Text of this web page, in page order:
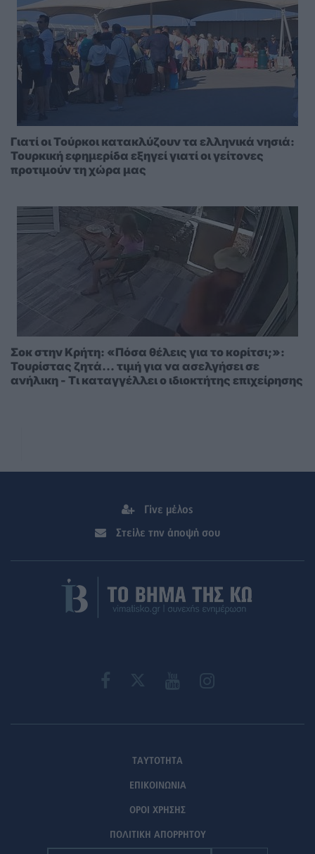
Γιατί οι Τούρκοι κατακλύζουν τα ελληνικά νησιά:
Τουρκική εφημερίδα εξηγεί γιατί οι γείτονες
προτιμούν τη χώρα μας
Σοκ στην Κρήτη: «Πόσα θέλεις για το κορίτσι;»:
Τουρίστας ζητά... τιμή για να ασελγήσει σε
ανήλικη - Τι καταγγέλλει ο ιδιοκτήτης επιχείρησης
Γίνε μέλος
Στείλε την άποψή σου
ΤΑΥΤΟΤΗΤΑ
ΕΠΙΚΟΙΝΩΝΙΑ
ΟΡΟΙ ΧΡΗΣΗΣ
ΠΟΛΙΤΙΚΗ ΑΠΟΡΡΗΤΟΥ